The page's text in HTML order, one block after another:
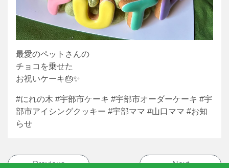
最愛のペットさんの
チョコを乗せた
お祝いケーキ🎂✨
#にれの木 #宇部市ケーキ #宇部市オーダーケーキ #宇
部市アイシングクッキー #宇部ママ #山口ママ #お知
らせ
投稿ナビゲーション
Previous Next